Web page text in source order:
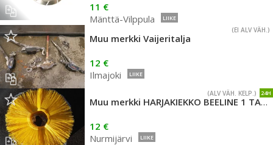
11 €
Mänttä-Vilppula
LIIKE
(EI ALV VÄH.)
Muu merkki Vaijeritalja
12 €
Ilmajoki
LIIKE
24H
(ALV VÄH. KELP.)
Muu merkki HARJAKIEKKO BEELINE 1 TAPPI 7700MM
12 €
Nurmijärvi
LIIKE